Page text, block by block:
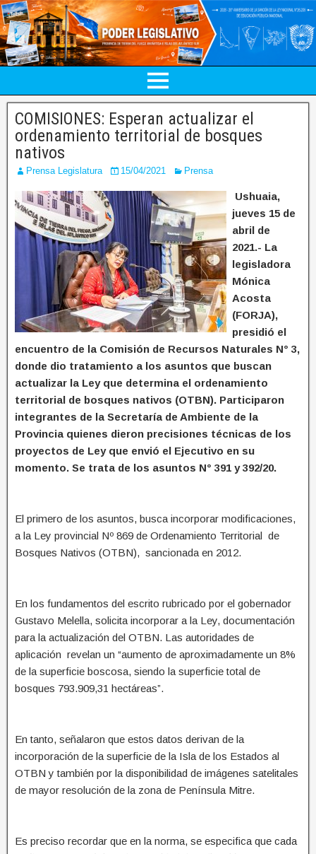
COMISIONES: Esperan actualizar el
ordenamiento territorial de bosques
nativos
Prensa Legislatura 15/04/2021 Prensa
Ushuaia,
jueves 15 de
abril de
2021.- La
legisladora
Mónica
Acosta
(FORJA),
presidió el
encuentro de la Comisión de Recursos Naturales N° 3,
donde dio tratamiento a los asuntos que buscan
actualizar la Ley que determina el ordenamiento
territorial de bosques nativos (OTBN). Participaron
integrantes de la Secretaría de Ambiente de la
Provincia quienes dieron precisiones técnicas de los
proyectos de Ley que envió el Ejecutivo en su
momento. Se trata de los asuntos N° 391 y 392/20.
El primero de los asuntos, busca incorporar modificaciones,
a la Ley provincial Nº 869 de Ordenamiento Territorial de
Bosques Nativos (OTBN), sancionada en 2012.
En los fundamentos del escrito rubricado por el gobernador
Gustavo Melella, solicita incorporar a la Ley, documentación
para la actualización del OTBN. Las autoridades de
aplicación revelan un “aumento de aproximadamente un 8%
de la superficie boscosa, siendo la superficie total de
bosques 793.909,31 hectáreas”.
En tanto, señalaron que estos datos derivan de la
incorporación de la superficie de la Isla de los Estados al
OTBN y también por la disponibilidad de imágenes satelitales
de mayor resolución de la zona de Península Mitre.
Es preciso recordar que en la norma, se especifica que cada